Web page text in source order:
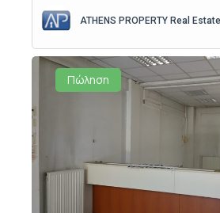
ATHENS PROPERTY Real Estate
Πώληση